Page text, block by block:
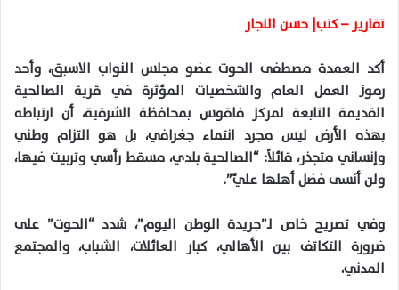
ن
ا
تقارير – كتب| حسن النجار
أكد العمدة مصطفى الحوت عضو مجلس النواب الاسبق، وأحد
رموز العمل العام والشخصيات المؤثرة في قرية الصالحية
القديمة التابعة لمركز فاقوس بمحافظة الشرقية، أن ارتباطه
بهذه الأرض ليس مجرد انتماء جغرافي، بل هو التزام وطني
وإنساني متجذر، قائلاً: “الصالحية بلدي، مسقط رأسي وتربيت فيها،
ولن أنسى فضل أهلها عليّ”.
وفي تصريح خاص لـ”جريدة الوطن اليوم”، شدد “الحوت” على
ضرورة التكاتف بين الأهالي، كبار العائلات، الشباب، والمجتمع
المدني،